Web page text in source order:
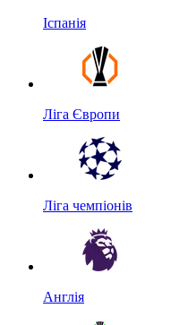
Іспанія
Ліга Європи
Ліга чемпіонів
Англія